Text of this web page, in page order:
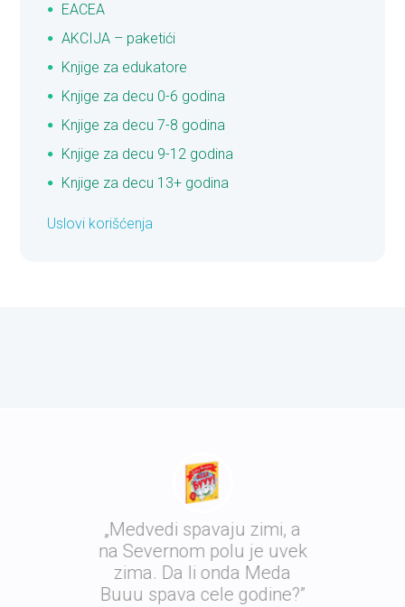
EACEA
AKCIJA – paketići
Knjige za edukatore
Knjige za decu 0-6 godina
Knjige za decu 7-8 godina
Knjige za decu 9-12 godina
Knjige za decu 13+ godina
Uslovi korišćenja
„Medvedi spavaju zimi, a
na Severnom polu je uvek
zima. Da li onda Meda
Buuu spava cele godine?”